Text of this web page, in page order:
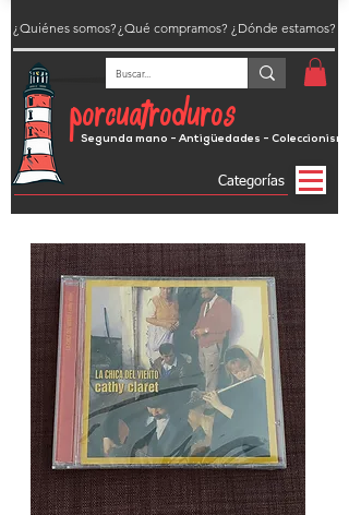
porcuatroduros
Segunda mano - Antigüedades - Coleccionismo
¿Dónde estamos?
¿Quiénes somos?
Categorías
¿Qué compramos?